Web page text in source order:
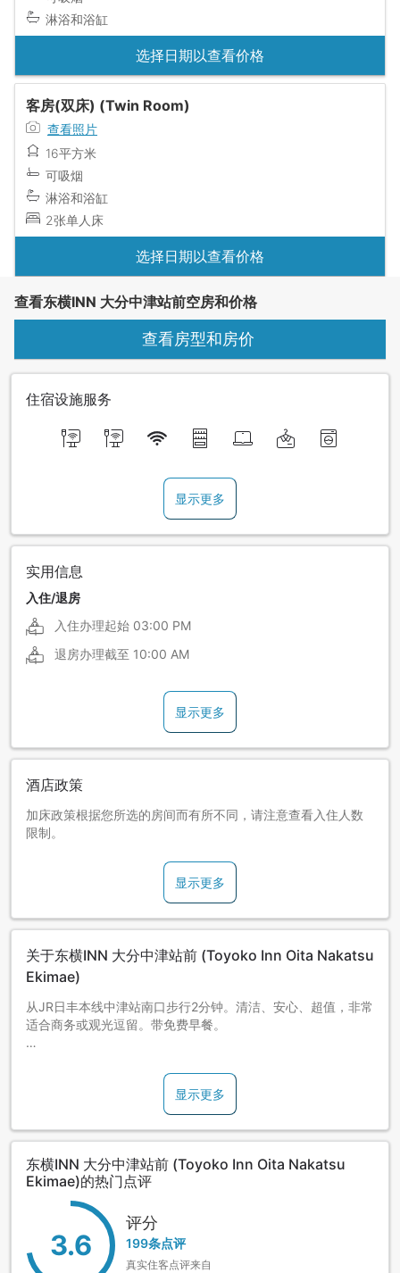
淋浴和浴缸
选择日期以查看价格
客房(双床) (Twin Room)
查看照片
16平方米
可吸烟
淋浴和浴缸
2张单人床
选择日期以查看价格
查看东横INN 大分中津站前空房和价格
查看房型和房价
住宿设施服务
显示更多
实用信息
入住/退房
入住办理起始 03:00 PM
退房办理截至 10:00 AM
显示更多
酒店政策
加床政策根据您所选的房间而有所不同，请注意查看入住人数
限制。
显示更多
关于东横INN 大分中津站前 (Toyoko Inn Oita Nakatsu
Ekimae)
从JR日丰本线中津站南口步行2分钟。清洁、安心、超值，非常
适合商务或观光逗留。带免费早餐。
办理入住手续，敬请见谅。
显示更多
东横INN 大分中津站前 (Toyoko Inn Oita Nakatsu
Ekimae)的热门点评
3.6
评分
199条点评
真实住客点评来自